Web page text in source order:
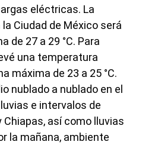
eléctricas. La
Ciudad de México será
de 27 a 29 °C. Para
una temperatura
máxima de 23 a 25 °C.
nublado a nublado en el
e intervalos de
así como lluvias
la mañana, ambiente